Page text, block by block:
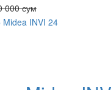
000 сум